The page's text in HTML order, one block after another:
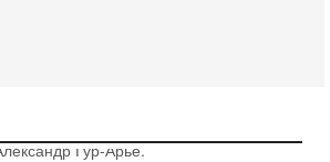
журналист, военный историк.
Гур-Арье.